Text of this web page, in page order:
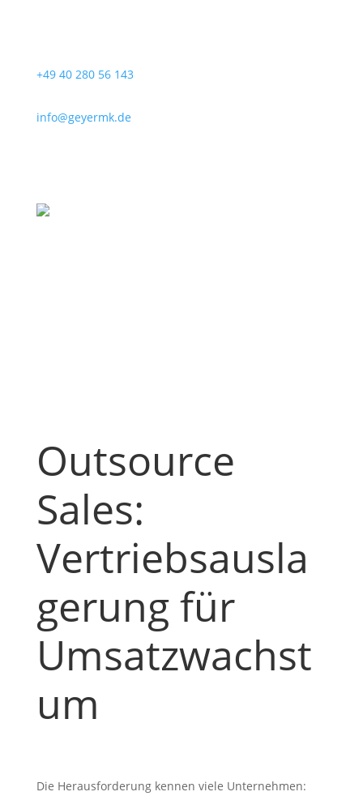
+49 40 280 56 143
info@geyermk.de
Outsource
Sales:
Vertriebsausla
gerung für
Umsatzwachst
um
Die Herausforderung kennen viele Unternehmen: